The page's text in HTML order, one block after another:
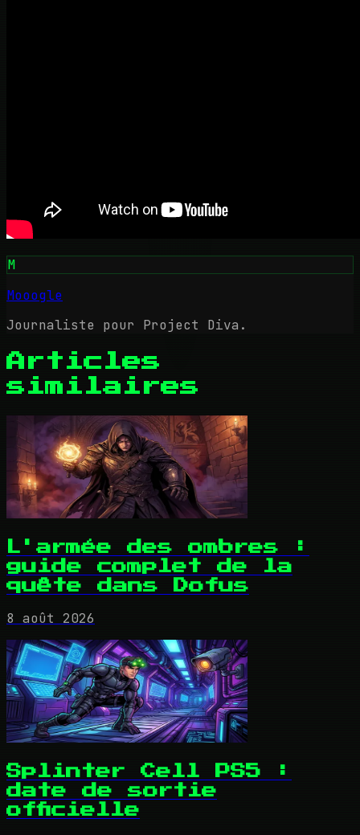
M
Mooogle
Journaliste pour Project Diva.
Articles
similaires
L'armée des ombres :
guide complet de la
quête dans Dofus
8 août 2026
Splinter Cell PS5 :
date de sortie
officielle